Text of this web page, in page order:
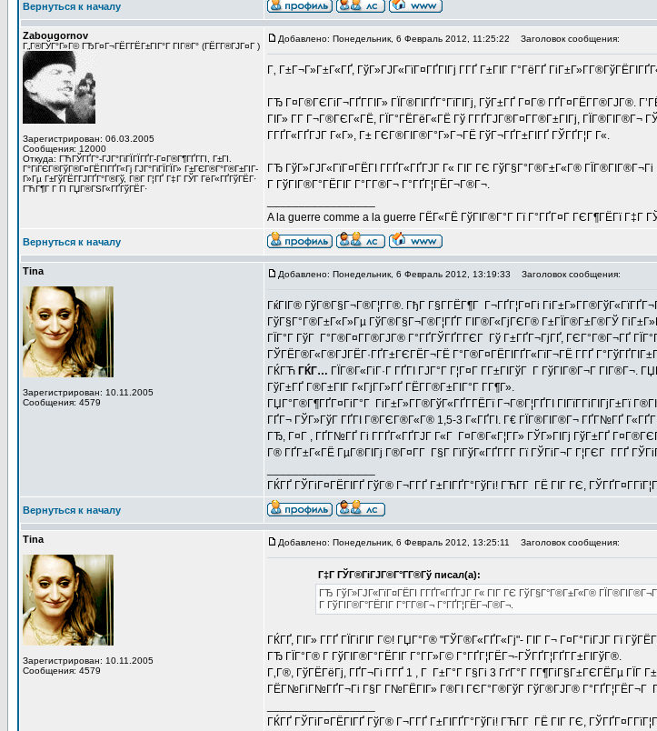
Вернуться к началу
Zabougornov
Г„Г®ГЎГ°Г»Г© ГЂГ¤Г¬ГЁГ­ГЁГ±ГІГ°Г ГІГ®Г° (ГЁГ­Г®ГЈГ¤Г )
Зарегистрирован: 06.03.2005
Сообщения: 12000
Откуда: ГЋГЎГҐГ°-ГЈГ°ГіГЇГЇГҐГ­-Г¤Г®Г¶ГҐГ­ГІ, Г±ГІ.
Г°ГіГЄГ®ГўГ®Г¤ГЁГІГҐГ«Гј ГЈГ°ГіГЇГЇГ» Г±ГЄГ®Г°Г®Г±ГІГ­
Г»Гµ Г±ГўГЁГ­ГЈГҐГ°Г®Гў, Г®Г­ Г¦ГҐ Г‡Г ГЎГ ГёГ«ГҐГўГЁГ·
ГЋГ¶Г Г ГІ ГЏГ®ГЅГ«ГҐГўГЁГ·
Добавлено: Понедельник, 6 Февраль 2012, 11:25:22 Заголовок сообщения:
Г‚ Г±Г¬Г»Г±Г«ГҐ, ГўГ»ГЈГ«ГїГ¤ГҐГІГј Г­ГҐ Г±ГІГ Г°ГёГҐ
ГЂ Г¤Г®ГЄГіГ¬ГҐГ­ГІГ» ГЇГ®ГІГҐГ°ГїГІГј, ГўГ±ГҐ Г¤Г® ГҐГ¤ГЁГ­Г®ГЈГ®.
ГІГ» Г­Г Г¬Г®ГЄГ«ГЁ, ГЇГ°ГЁГёГ«ГЁ Гў Г­ГҐГЈГ®Г¤Г­Г®Г±ГІГј, ГЇГ®ГІГ®Г¬
Г­ГҐГ«ГҐГЈГ Г«Г», Г± ГЄГ®ГІГ®Г°Г»Г¬ГЁ ГўГ¬ГҐГ±ГІГҐ ГЎГҐГ¦Г Г«.
ГЂ ГўГ»ГЈГ«ГїГ¤ГЁГІ Г­ГҐГ«ГҐГЈГ Г« ГІГ ГЄ ГўГ§Г°Г®Г±Г«Г®
Г ГўГІГ®Г°ГЁГІГ Г°Г­Г®Г¬ Г°ГҐГ¦ГЁГ¬Г®Г¬.
A la guerre comme a la guerre ГЁГ«ГЁ ГўГІГ®Г°Г Гї Г°ГҐГ¤Г ГЄГ¶ГЁГї Г‡Г
Вернуться к началу
Tina
Зарегистрирован: 10.11.2005
Сообщения: 4579
Добавлено: Понедельник, 6 Февраль 2012, 13:19:33 Заголовок сообщения:
ГќГІГ® ГўГ®Г§Г¬Г®Г¦Г­Г®. ГђГ Г§Г­ГЁГ¶Г Г¬ГҐГ¦Г¤Гі
ГўГ§Г°Г®Г±Г«Г»Гµ ГўГ®Г§Г¬Г®Г¦ГҐГ­ ГІГ®Г«ГјГЄГ® Г±ГЇГ®Г±Г®ГЎ
ГЇГ°Г ГўГ Г°Г®Г¤Г­Г®ГЈГ® Г°ГҐГЎГҐГ­ГЄГ Гў Г±ГҐГ¬ГјГҐ, ГЄГ°Г®Г¬ГҐ
ГЎГЁГ®Г«Г®ГЈГЁГ·ГҐГ±ГЄГЁГ¬ГЁ Г°Г®Г¤ГЁГІГҐГ«ГїГ¬ГЁ Г­ГҐ
ГЌГЋ ГЌГ… ГЇГ®Г«ГіГ·Г ГҐГІ ГЈГ°Г Г¦Г¤Г Г­Г±ГІГўГ Г ГўГІГ®Г¬Г ГІГ®Г¬.
ГўГ±ГҐ Г®Г±ГІГ Г«ГјГ­Г»ГҐ ГЁГ­Г®Г±ГІГ°Г Г­Г¶Г».
ГЏГ°Г®Г¶ГҐГ¤ГіГ°Г ГіГ±Г»Г­Г®ГўГ«ГҐГ­ГЁГї Г¬Г®Г¦ГҐГІ
ГҐГ¬ ГЎГ»ГўГ ГҐГІ Г®ГЄГ®Г«Г® 1,5-3 Г«ГҐГІ. Г€ ГЇГ®ГІГ®Г¬ ГҐГ№ГҐ
ГЂ, Г¤Г , ГҐГ№ГҐ Гі Г­ГҐГ«ГҐГЈГ Г«Г Г¤Г®Г«Г¦Г­Г» ГЎГ»ГІГј ГўГ±ГҐ
Г® ГҐГ±Г«ГЁ ГµГ®ГІГј Г®Г¤Г­Г Г§Г ГїГўГ«ГҐГ­Г­Г Гї ГЎГіГ¬Г Г¦ГЄГ Г­ГҐ
ГЌГҐ ГЎГіГ¤ГЁГІГҐ ГўГ® Г¬Г­ГҐ Г±ГІГҐГ°ГўГі! ГЋГ­Г ГЁ ГІГ ГЄ,
Вернуться к началу
Tina
Зарегистрирован: 10.11.2005
Сообщения: 4579
Добавлено: Понедельник, 6 Февраль 2012, 13:25:11 Заголовок сообщения:
Г‡Г ГЎГ®ГіГЈГ®Г°Г­Г®Гў писал(а):
ГЂ ГўГ»ГЈГ«ГїГ¤ГЁГІ Г­ГҐГ«ГҐГЈГ Г« ГІГ ГЄ ГўГ§Г°Г®Г±Г«Г®
Г ГўГІГ®Г°ГЁГІГ Г°Г­Г®Г¬ Г°ГҐГ¦ГЁГ¬Г®Г¬.
ГЌГҐ, ГІГ» Г­ГҐ ГЇГіГІГ Г©! ГЏГ°Г® "ГЎГ®Г«ГҐГ«Гј"- ГІГ Г¬ Г¤Г°ГіГЈГ Гї
ГЂ ГЇГ°Г® Г ГўГІГ®Г°ГЁГІГ Г°Г­Г»Г© Г°ГҐГ¦ГЁГ¬-ГЎГҐГ¦ГҐГ­Г±ГІГўГ®.
Г‚Г®, ГўГЁГёГј, ГҐГ¬Гі Г­ГҐ 1 , Г Г±Г°Г Г§Гі 3 ГґГ°Г Г­Г¶ГіГ§Г±ГЄГЁГµ ГЇГ
ГЁГ№ГіГ№ГҐГ¬Гі Г§Г Г№ГЁГІГ» Г®ГІ ГЄГ°Г®ГўГ ГўГ®ГЈГ® Г°ГҐГ¦ГЁГ¬Г
ГЌГҐ ГЎГіГ¤ГЁГІГҐ ГўГ® Г¬Г­ГҐ Г±ГІГҐГ°ГўГі! ГЋГ­Г ГЁ ГІГ ГЄ,